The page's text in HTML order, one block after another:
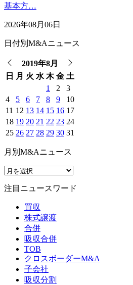
基本方…
2026年08月06日
日付別M&Aニュース
2019年8月
日
月 火 水 木 金 土
1
2
3
4
5 6 7 8 9
10
11 12 13 14 15 16 17
18 19 20 21 22 23 24
25 26 27 28 29 30 31
月別M&Aニュース
注目ニュースワード
買収
株式譲渡
合併
吸収合併
TOB
クロスボーダーM&A
子会社
吸収分割